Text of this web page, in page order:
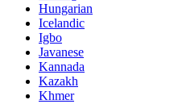
Hungarian
Icelandic
Igbo
Javanese
Kannada
Kazakh
Khmer